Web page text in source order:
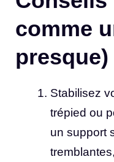
comme
presque)
Stabilisez
trépied ou
un support